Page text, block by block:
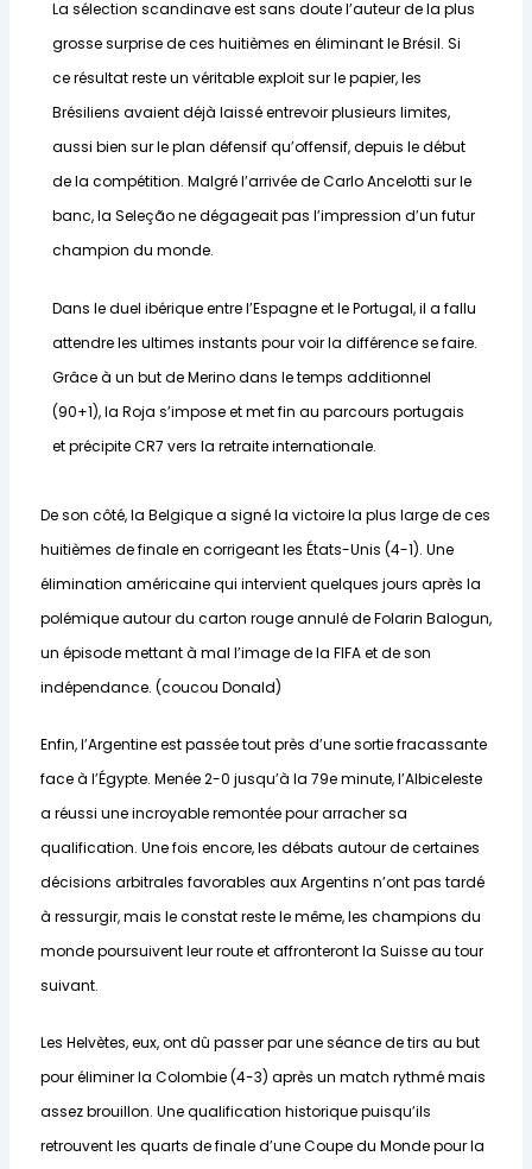
La sélection scandinave est sans doute l’auteur de la plus
grosse surprise de ces huitièmes en éliminant le Brésil. Si
ce résultat reste un véritable exploit sur le papier, les
Brésiliens avaient déjà laissé entrevoir plusieurs limites,
aussi bien sur le plan défensif qu’offensif, depuis le début
de la compétition. Malgré l’arrivée de Carlo Ancelotti sur le
banc, la Seleção ne dégageait pas l’impression d’un futur
champion du monde.
Dans le duel ibérique entre l’Espagne et le Portugal, il a fallu
attendre les ultimes instants pour voir la différence se faire.
Grâce à un but de Merino dans le temps additionnel
(90+1), la Roja s’impose et met fin au parcours portugais
et précipite CR7 vers la retraite internationale.
De son côté, la Belgique a signé la victoire la plus large de ces
huitièmes de finale en corrigeant les États-Unis (4-1). Une
élimination américaine qui intervient quelques jours après la
polémique autour du carton rouge annulé de Folarin Balogun,
un épisode mettant à mal l’image de la FIFA et de son
indépendance. (coucou Donald)
Enfin, l’Argentine est passée tout près d’une sortie fracassante
face à l’Égypte. Menée 2-0 jusqu’à la 79e minute, l’Albiceleste
a réussi une incroyable remontée pour arracher sa
qualification. Une fois encore, les débats autour de certaines
décisions arbitrales favorables aux Argentins n’ont pas tardé
à ressurgir, mais le constat reste le même, les champions du
monde poursuivent leur route et affronteront la Suisse au tour
suivant.
Les Helvètes, eux, ont dû passer par une séance de tirs au but
pour éliminer la Colombie (4-3) après un match rythmé mais
assez brouillon. Une qualification historique puisqu’ils
retrouvent les quarts de finale d’une Coupe du Monde pour la